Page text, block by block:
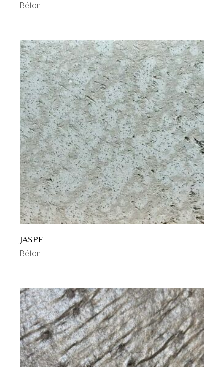
Béton
JASPE
Béton